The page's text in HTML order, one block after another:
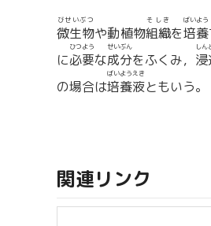
微生物
びせいぶつ
や動植物組織
そしき
を培養
ばいよう
に必要
ひつよう
な成分
せいぶん
をふくみ，
しん
の場合は培養液
ばいようえき
ともいう。
関連リンク